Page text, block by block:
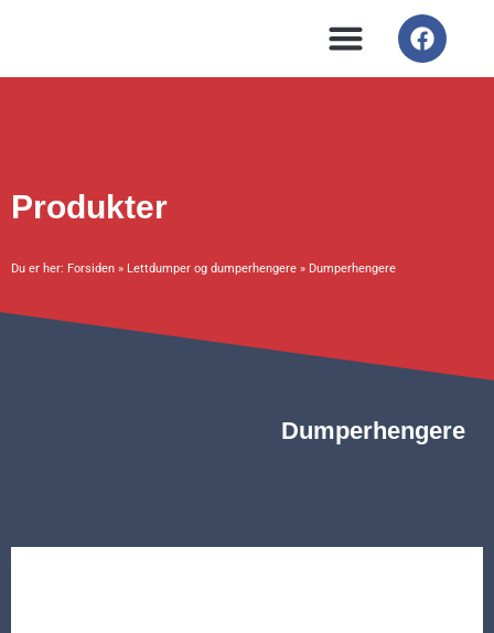
innholdet
F
a
c
Produkter
Du er her: Forsiden » Lettdumper og dumperhengere » Dumperhengere
Dumperhengere